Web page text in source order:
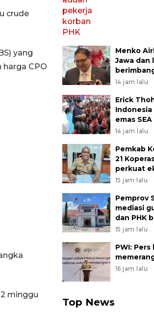
crude
yang
CPO
minggu
Menko
Jawa dan
14 jam lalu
Erick
emas
14 jam lalu
Pemkab
21
perkuat
15 jam lalu
Pemprov
mediasi
dan PHK
15 jam lalu
PWI:
16 jam lalu
Top News